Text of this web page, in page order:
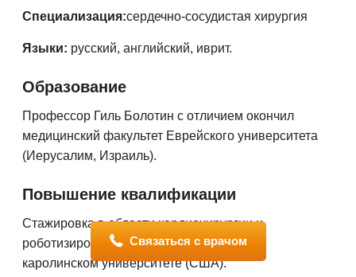
Специализация:сердечно-сосудистая хирургия
Языки: русский, английский, иврит.
Образование
Профессор Гиль Болотин с отличием окончил
медицинский факультет Еврейского университета
(Иерусалим, Израиль).
Повышение квалификации
Стажировка в области кардиохирургии и
роботизированной хирургии в Восточно-
каролинском университете (США).
Связаться с врачом